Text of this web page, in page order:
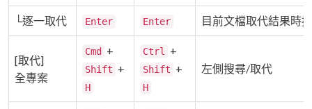
└逐一取代 Enter Enter 目前文檔取代結果時按
[取代]
全專案
Cmd +
Shift +
H
Ctrl +
Shift +
H
左側搜尋/取代